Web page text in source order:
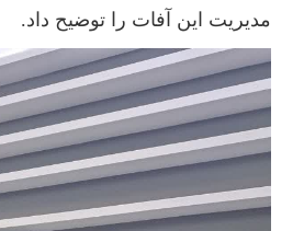
مدیریت این آفات را توضیح داد.